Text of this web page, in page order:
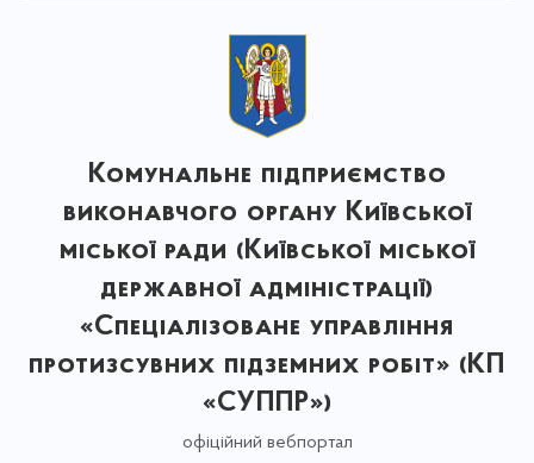
Комунальне підприємство
виконавчого органу Київської
міської ради (Київської міської
державної адміністрації)
«Спеціалізоване управління
протизсувних підземних робіт» (КП
«СУППР»)
офіційний вебпортал